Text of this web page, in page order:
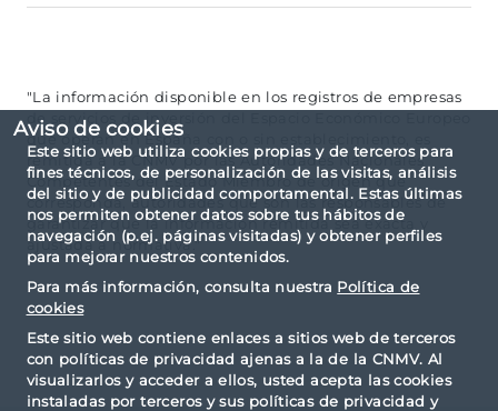
Aviso de cookies
Este sitio web utiliza cookies propias y de terceros para
fines técnicos, de personalización de las visitas, análisis
del sitio y de publicidad comportamental. Estas últimas
nos permiten obtener datos sobre tus hábitos de
navegación (p.ej. páginas visitadas) y obtener perfiles
para mejorar nuestros contenidos.
Para más información, consulta nuestra Política de
cookies
Este sitio web contiene enlaces a sitios web de terceros
con políticas de privacidad ajenas a la de la CNMV. Al
visualizarlos y acceder a ellos, usted acepta las cookies
instaladas por terceros y sus políticas de privacidad y
"La información disponible en los registros de empresas
de servicios de inversión del Espacio Económico Europeo
que operan en España con o sin establecimiento, es
remitida a la CNMV por las Autoridades Nacionales
Competentes del Estado Miembro de origen que
corresponda, autoridades que son las responsables de
garantizar que la información remitida sea exacta y
ajustada a normativa."